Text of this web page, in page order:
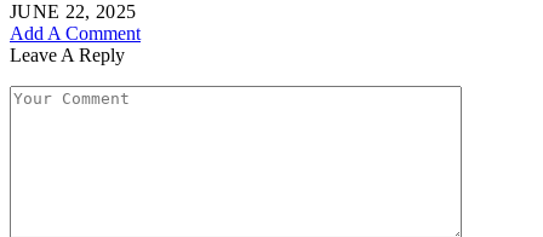
JUNE 22, 2025
Add A Comment
Leave A Reply